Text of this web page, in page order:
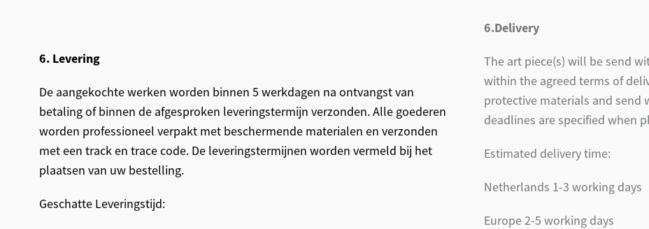
6. Levering
De aangekochte werken worden binnen 5 werkdagen na ontvangst van
betaling of binnen de afgesproken leveringstermijn verzonden. Alle goederen
worden professioneel verpakt met beschermende materialen en verzonden
met een track en trace code. De leveringstermijnen worden vermeld bij het
plaatsen van uw bestelling.
Geschatte Leveringstijd:
6.Delivery
The art piece(s) will be send
within the agreed terms of
protective materials and send
deadlines are specified when
Estimated delivery time:
Netherlands 1-3 working days
Europe 2-5 working days